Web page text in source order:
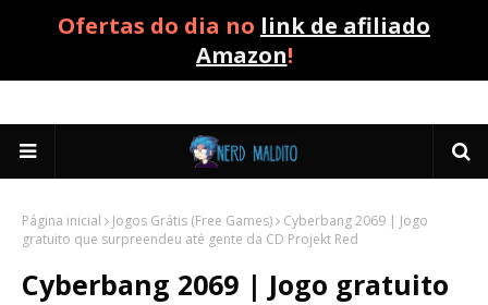
Ofertas do dia no link de afiliado
Amazon!
Página inicial Jogos Grátis (Free Games)
Cyberbang 2069 | Jogo
gratuito que surpreendeu até gente da CD Projekt Red
Cyberbang 2069 | Jogo gratuito